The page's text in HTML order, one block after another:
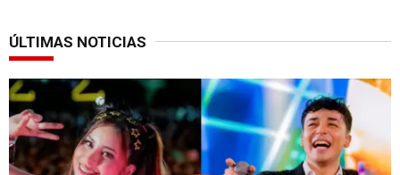
ÚLTIMAS NOTICIAS